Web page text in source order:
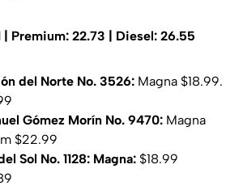
| Premium: 22.73 | Diesel: 26.55
del Norte No. 3526: Magna $18.99.
Gómez Morín No. 9470: Magna
$22.99
Sol No. 1128: Magna: $18.99